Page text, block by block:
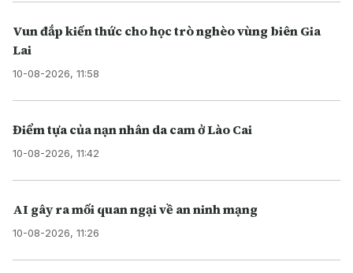
Vun đắp kiến thức cho học trò nghèo vùng biên Gia
Lai
10-08-2026, 11:58
Điểm tựa của nạn nhân da cam ở Lào Cai
10-08-2026, 11:42
AI gây ra mối quan ngại về an ninh mạng
10-08-2026, 11:26